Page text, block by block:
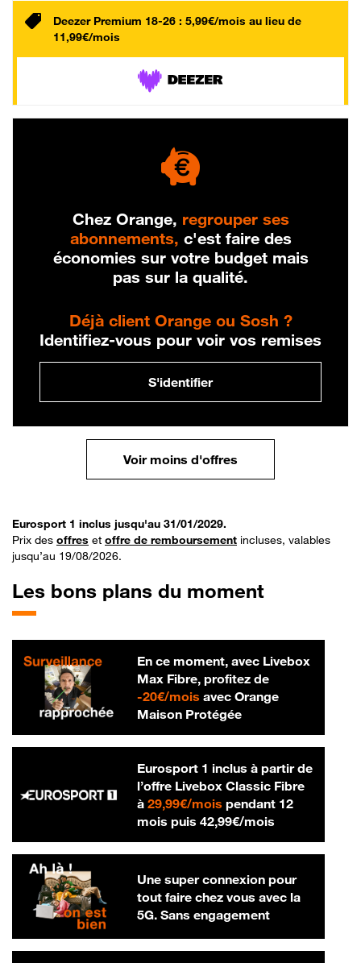
Deezer Premium 18-26 : 5,99€/mois au lieu de
11,99€/mois
Chez Orange, regrouper ses
abonnements, c'est faire des
économies sur votre budget mais
pas sur la qualité.
Déjà client Orange ou Sosh ?
Identifiez-vous pour voir vos remises
S'identifier
Voir moins d'offres
Eurosport 1 inclus jusqu'au 31/01/2029.
Prix des offres et offre de remboursement incluses, valables
jusqu’au 19/08/2026.
Les bons plans du moment
En ce moment, avec Livebox
Max Fibre, profitez de
-20€/mois20 € par mois
avec Orange
Maison Protégée
Eurosport 1 inclus à partir de
l’offre Livebox Classic Fibre
à 29,99€/mois29,99 € par mois
pendant 12
mois puis 42,99€/mois42,99 € par
Une super connexion pour
tout faire chez vous avec la
5G. Sans engagement